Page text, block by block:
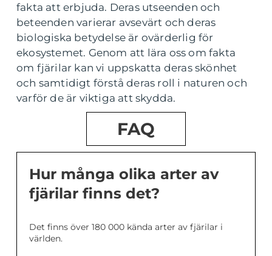
fakta att erbjuda. Deras utseenden och
beteenden varierar avsevärt och deras
biologiska betydelse är ovärderlig för
ekosystemet. Genom att lära oss om fakta
om fjärilar kan vi uppskatta deras skönhet
och samtidigt förstå deras roll i naturen och
varför de är viktiga att skydda.
FAQ
Hur många olika arter av
fjärilar finns det?
Det finns över 180 000 kända arter av fjärilar i
världen.